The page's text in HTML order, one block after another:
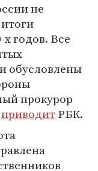
не
годов. Все
обусловлены
прокурор
приводитРБК.